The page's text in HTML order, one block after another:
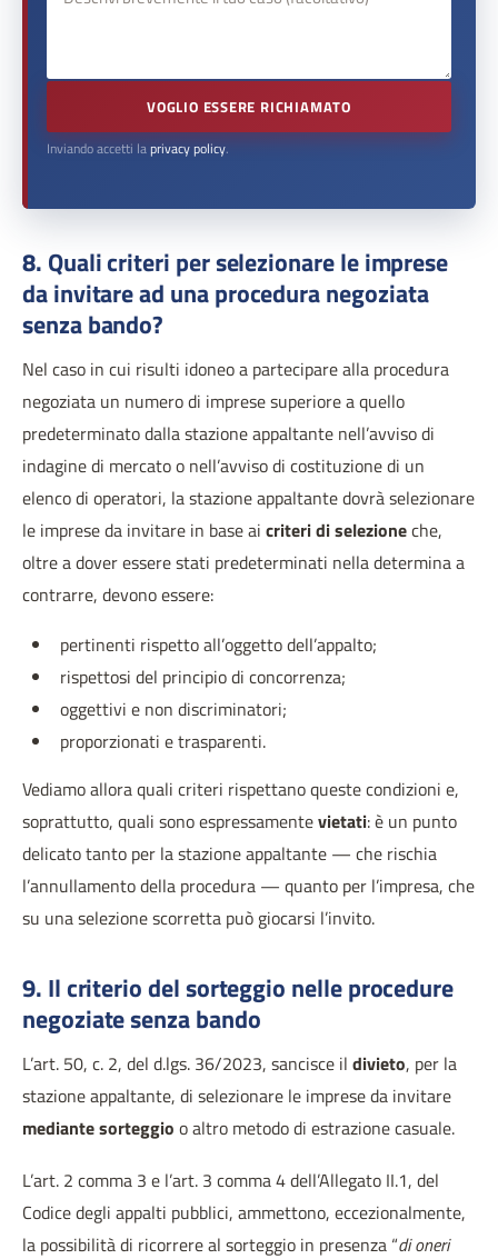
VOGLIO ESSERE RICHIAMATO
Inviando accetti laprivacy policy.
8. Quali criteri per selezionare le imprese
da invitare ad una procedura negoziata
senza bando?
Nel caso in cui risulti idoneo a partecipare alla procedura
negoziata un numero di imprese superiore a quello
predeterminato dalla stazione appaltante nell’avviso di
indagine di mercato o nell’avviso di costituzione di un
elenco di operatori, la stazione appaltante dovrà selezionare
le imprese da invitare in base ai criteri di selezioneche,
oltre a dover essere stati predeterminati nella determina a
contrarre, devono essere:
pertinenti rispetto all’oggetto dell’appalto;
rispettosi del principio di concorrenza;
oggettivi e non discriminatori;
proporzionati e trasparenti.
Vediamo allora quali criteri rispettano queste condizioni e,
soprattutto, quali sono espressamentevietati: è un punto
delicato tanto per la stazione appaltante — che rischia
l’annullamento della procedura — quanto per l’impresa, che
su una selezione scorretta può giocarsi l’invito.
9. Il criterio del sorteggio nelle procedure
negoziate senza bando
L’art. 50, c. 2, del d.lgs. 36/2023, sancisce il divieto, per la
stazione appaltante, di selezionare le imprese da invitare
mediante sorteggio o altro metodo di estrazione casuale.
L’art. 2 comma 3 e l’art. 3 comma 4 dell’Allegato II.1, del
Codice degli appalti pubblici, ammettono, eccezionalmente,
la possibilità di ricorrere al sorteggio in presenza “di oneri